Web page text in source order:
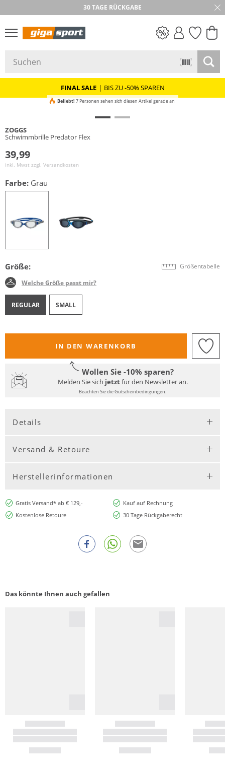
30 TAGE RÜCKGABE
FINAL SALE | BIS ZU -50% SPAREN
Beliebt! 7 Personen sehen sich diesen Artikel gerade an
ZOGGS
Schwimmbrille Predator Flex
39,99
inkl. Mwst zzgl. Versandkosten
Farbe: Grau
Größe: Größentabelle
Welche Größe passt mir?
REGULAR SMALL
IN DEN WARENKORB
Wollen Sie -10% sparen?
Melden Sie sich jetztfür den Newsletter an.
Beachten Sie die Gutscheinbedingungen.
Details
Versand & Retoure
Herstellerinformationen
Gratis Versand* ab € 129,-
Kauf auf Rechnung
Kostenlose Retoure
30 Tage Rückgaberecht
Das könnte Ihnen auch gefallen